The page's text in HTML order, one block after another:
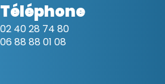
Téléphone
02 40 28 74 80
06 88 88 01 08